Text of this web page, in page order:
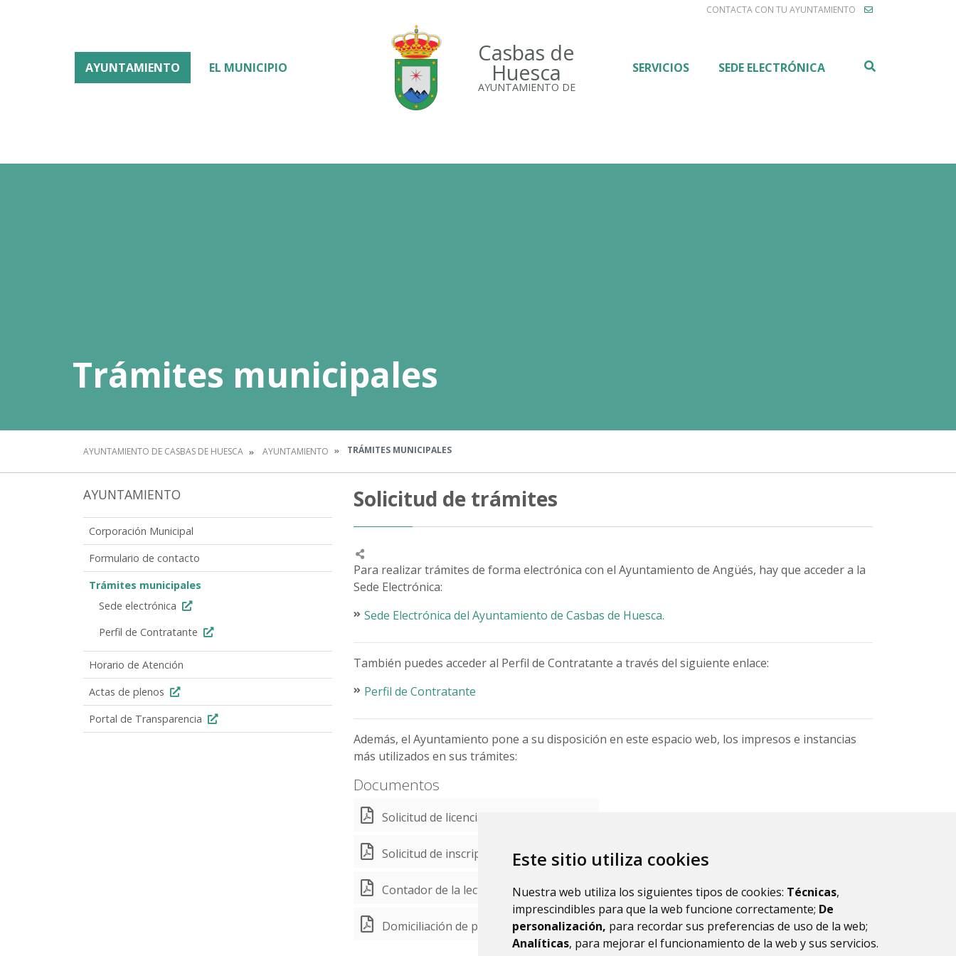
Este sitio utiliza cookies
Nuestra web utiliza los siguientes tipos de cookies: Técnicas,
imprescindibles para que la web funcione correctamente; De
personalización, para recordar sus preferencias de uso de la web;
Analíticas, para mejorar el funcionamiento de la web y sus servicios.
CONTACTA CON TU AYUNTAMIENTO
Casbas de
Huesca
AYUNTAMIENTO DE
AYUNTAMIENTO EL MUNICIPIO SERVICIOS SEDE ELECTRÓNICA
Trámites municipales
AYUNTAMIENTO DE CASBAS DE HUESCA AYUNTAMIENTO TRÁMITES MUNICIPALES
AYUNTAMIENTO
Corporación Municipal
Formulario de contacto
Trámites municipales
Sede electrónica
Perfil de Contratante
Horario de Atención
Actas de plenos
Portal de Transparencia
Solicitud de trámites
Para realizar trámites de forma electrónica con el Ayuntamiento de Angüés, hay que acceder a la
Sede Electrónica:
Sede Electrónica del Ayuntamiento de Casbas de Huesca.
También puedes acceder al Perfil de Contratante a través del siguiente enlace:
Perfil de Contratante
Además, el Ayuntamiento pone a su disposición en este espacio web, los impresos e instancias
más utilizados en sus trámites:
Documentos
Solicitud de licencia de obras.
Solicitud de inscripción en el Padrón Municipal. (PDF 65 KB)
Contador de la lectura de agua. (PDF 16 KB)
Domiciliación de pago de recibo. (PDF 54,7 KB)